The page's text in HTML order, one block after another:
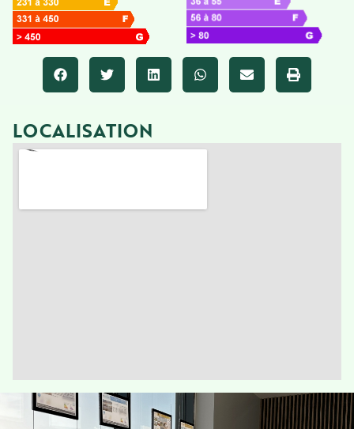
LOCALISATION